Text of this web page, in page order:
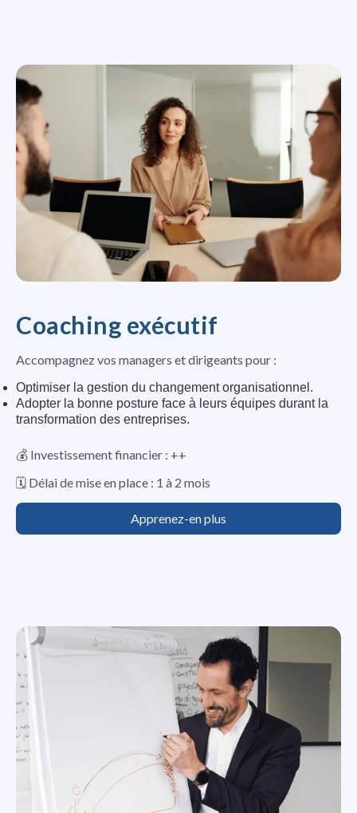
Coaching exécutif
Accompagnez vos managers et dirigeants pour :
Optimiser la gestion du changement organisationnel.
Adopter la bonne posture face à leurs équipes durant la
transformation des entreprises.
💰 Investissement financier : ++
🗓️ Délai de mise en place : 1 à 2 mois
Apprenez-en plus